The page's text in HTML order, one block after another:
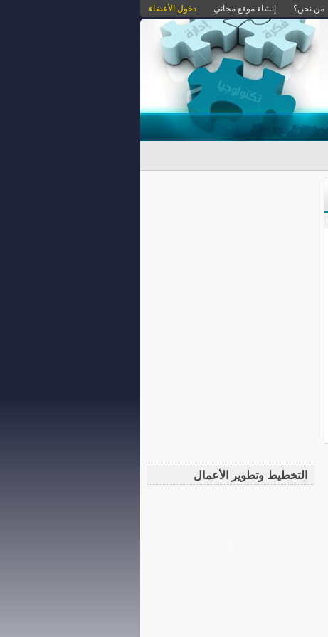
من نحن؟ إنشاء موقع مجاني دخول الأعضاء
التخطيط وتطوير الأعمال